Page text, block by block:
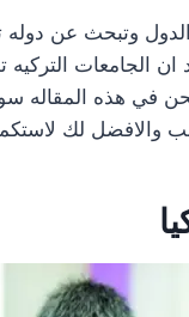
وتبحث عن دوله
الجامعات التركيه
ونحن في هذه
والافضل لك